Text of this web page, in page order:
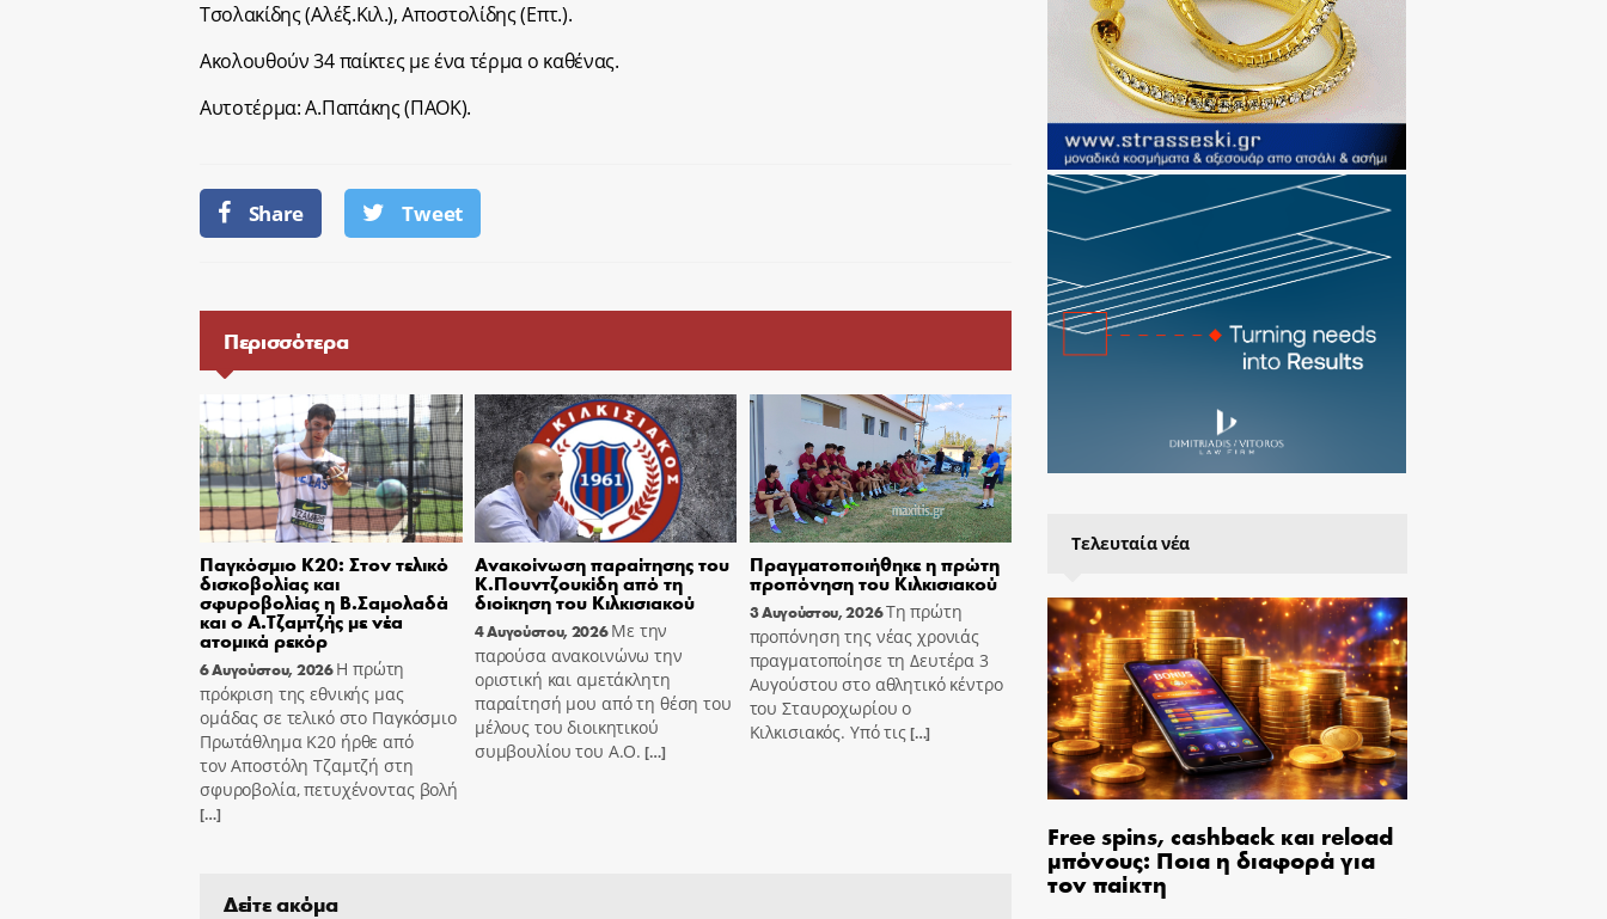
Τσολακίδης (Αλέξ.Κιλ.), Αποστολίδης (Επτ.).
Ακολουθούν 34 παίκτες με ένα τέρμα ο καθένας.
Αυτοτέρμα: Α.Παπάκης (ΠΑΟΚ).
Share Tweet
Περισσότερα
Παγκόσμιο Κ20: Στον τελικό
δισκοβολίας και
σφυροβολίας η Β.Σαμολαδά
και ο Α.Τζαμτζής με νέα
ατομικά ρεκόρ
6 Αυγούστου, 2026Η πρώτη
πρόκριση της εθνικής μας
ομάδας σε τελικό στο Παγκόσμιο
Πρωτάθλημα Κ20 ήρθε από
τον Αποστόλη Τζαμτζή στη
σφυροβολία, πετυχένοντας βολή
[…]
Ανακοίνωση παραίτησης του
Κ.Πουντζουκίδη από τη
διοίκηση του Κιλκισιακού
4 Αυγούστου, 2026 Με την
παρούσα ανακοινώνω την
οριστική και αμετάκλητη
παραίτησή μου από τη θέση του
μέλους του διοικητικού
συμβουλίου του Α.Ο. […]
Πραγματοποιήθηκε η πρώτη
προπόνηση του Κιλκισιακού
3 Αυγούστου, 2026Τη πρώτη
προπόνηση της νέας χρονιάς
πραγματοποίησε τη Δευτέρα 3
Αυγούστου στο αθλητικό κέντρο
του Σταυροχωρίου ο
Κιλκισιακός. Υπό τις[…]
Δείτε ακόμα
Τελευταία νέα
Free spins, cashback και reload
μπόνους: Ποια η διαφορά για
τον παίκτη